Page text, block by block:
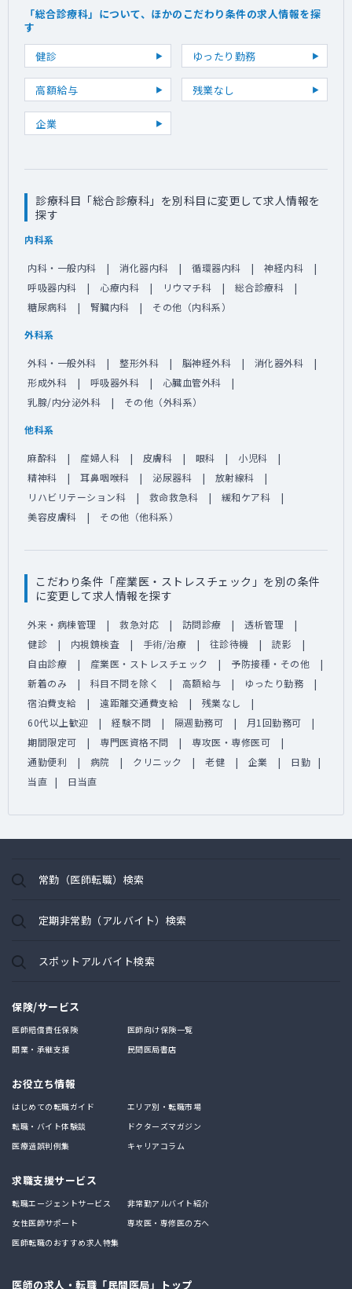
「総合診療科」について、ほかのこだわり条件の求人情報を探
す
健診
ゆったり勤務
高額給与 残業なし
企業
診療科目「総合診療科」を別科目に変更して求人情報を
探す
内科系
内科・一般内科 消化器内科 循環器内科
神経内科
呼吸器内科
心療内科 リウマチ科
総合診療科
糖尿病科
腎臓内科 その他（内科系）
外科系
外科・一般外科 整形外科 脳神経外科
消化器外科
形成外科
呼吸器外科
心臓血管外科
乳腺/内分泌外科
その他（外科系）
他科系
麻酔科 産婦人科 皮膚科 眼科
小児科
精神科
耳鼻咽喉科 泌尿器科
放射線科
リハビリテーション科
救命救急科
緩和ケア科
美容皮膚科
その他（他科系）
こだわり条件「産業医・ストレスチェック」を別の条件
に変更して求人情報を探す
外来・病棟管理 救急対応 訪問診療
透析管理
健診
内視鏡検査 手術/治療 往診待機
読影
自由診療
産業医・ストレスチェック
予防接種・その他
新着のみ
科目不問を除く 高額給与
ゆったり勤務
宿泊費支給
遠距離交通費支給
残業なし
60代以上歓迎
経験不問 隔週勤務可
月1回勤務可
期間限定可
専門医資格不問
専攻医・専修医可
通勤便利
病院 クリニック 老健 企業
日勤
当直
日当直
常勤（医師転職）検索
定期非常勤（アルバイト）検索
スポットアルバイト検索
保険/サービス
医師賠償責任保険
医師向け保険一覧
開業・承継支援
民間医局書店
お役立ち情報
はじめての転職ガイド
エリア別・転職市場
転職・バイト体験談
ドクターズマガジン
医療過誤判例集
キャリアコラム
求職支援サービス
転職エージェントサービス
非常勤アルバイト紹介
女性医師サポート
専攻医・専修医の方へ
医師転職のおすすめ求人特集
医師の求人・転職「民間医局」トップ